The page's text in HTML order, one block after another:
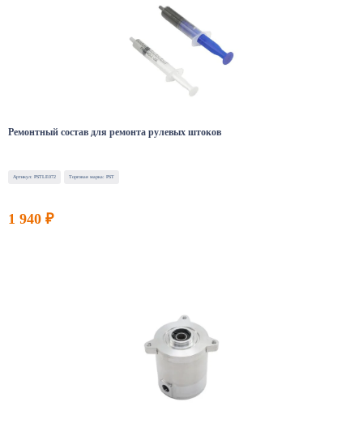
Ремонтный состав для ремонта рулевых штоков
Артикул: PSTLE072 Торговая марка: PST
1 940 ₽